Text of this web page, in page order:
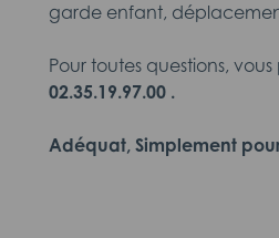
garde enfant,
Pour toutes questions,
02.35.19.97.00 .
Adéquat, Simplement